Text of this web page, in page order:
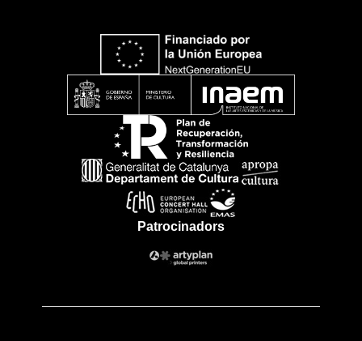
Patrocinadors